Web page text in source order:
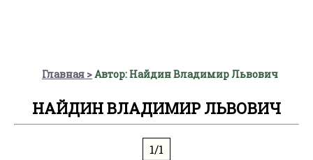
Главная Автор: Найдин Владимир Львович
НАЙДИН ВЛАДИМИР ЛЬВОВИЧ
1/1